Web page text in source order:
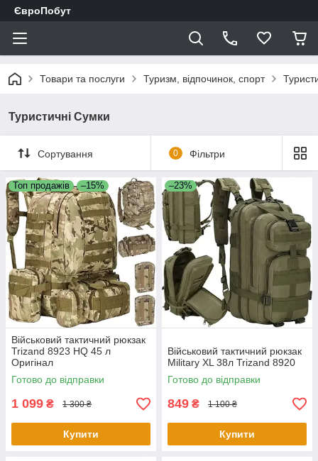
ЄвроПобут
Товари та послуги Туризм, відпочинок, спорт
Туристичні Сумки
Сортування 0 Фільтри
Топ продажів –15%
Військовий тактичний рюкзак
Trizand 8923 HQ 45 л
Оригінал
Готово до відправки
1 099 ₴ 1 300 ₴
Купити
–23%
Військовий тактичний рюкзак
Military XL 38л Trizand 8920
Готово до відправки
849 ₴ 1 100 ₴
Купити